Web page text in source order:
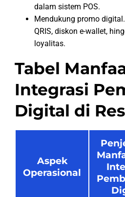
dalam sistem POS.
Mendukung promo
QRIS, diskon e-wallet,
loyalitas.
Tabel
Integrasi
Digital di
Aspek
Operasional